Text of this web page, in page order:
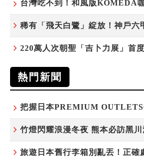
熱門新聞
竹燈閃耀浪漫冬夜 熊本必訪黑
旅遊日本舊行李箱別亂丟！正確